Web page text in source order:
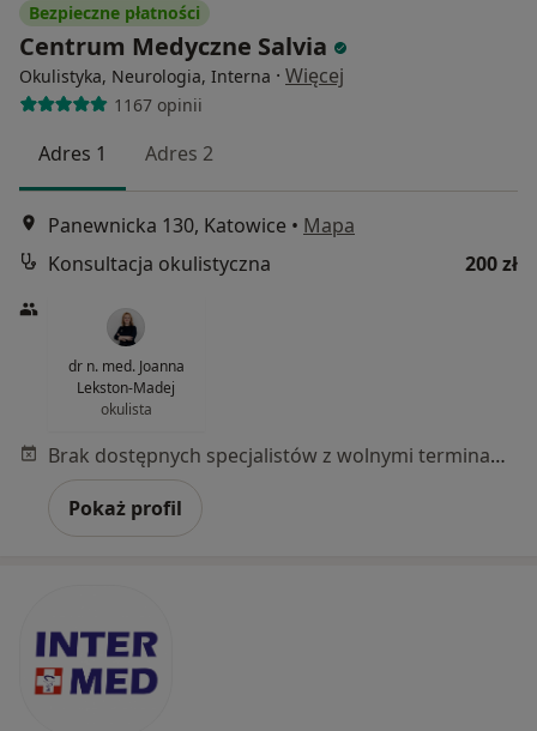
Bezpieczne płatności
Centrum Medyczne Salvia
Okulistyka, Neurologia, Interna · Więcej
1167 opinii
Adres 1 Adres 2
Panewnicka 130, Katowice • Mapa
Konsultacja okulistyczna
200 zł
dr n. med. Joanna
Lekston-Madej
okulista
Brak dostępnych specjalistów z wolnymi terminami w tym centrum medycznym.
Pokaż profil